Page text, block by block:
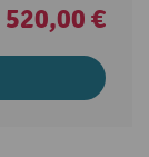
520,00 €